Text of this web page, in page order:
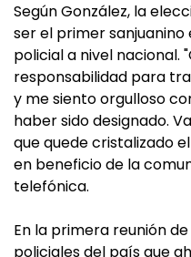
Según González, la
ser el primer
policial a nivel nacional.
responsabilidad para
y me siento orgulloso
haber sido designado.
que quede cristalizado
en beneficio de la
telefónica.
En la primera reunión
policiales del país que